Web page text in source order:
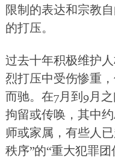
限制的表达和宗教
的打压。
过去十年积极维护
烈打压中受伤惨重
而驰。在7月到9月
拘留或传唤，其中
师或家属，有些人
秩序”的“重大犯罪